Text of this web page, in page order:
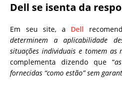
Dell se isenta da
Em seu site, a Dell
determinem a aplicabilidade
situações individuais e tomem as
complementa dizendo que “
fornecidas “como estão” sem